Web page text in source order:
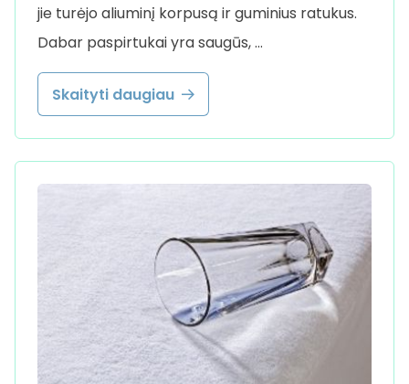
jie turėjo aliuminį korpusą ir guminius ratukus.
Dabar paspirtukai yra saugūs, …
Skaityti daugiau